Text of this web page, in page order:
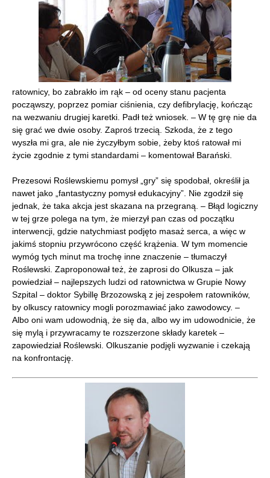
ratownicy, bo zabrakło im rąk – od oceny stanu pacjenta
począwszy, poprzez pomiar ciśnienia, czy defibrylację, kończąc
na wezwaniu drugiej karetki. Padł też wniosek. – W tę grę nie da
się grać we dwie osoby. Zaproś trzecią. Szkoda, że z tego
wyszła mi gra, ale nie życzyłbym sobie, żeby ktoś ratował mi
życie zgodnie z tymi standardami – komentował Barański.
Prezesowi Roślewskiemu pomysł „gry” się spodobał, określił ja
nawet jako „fantastyczny pomysł edukacyjny”. Nie zgodził się
jednak, że taka akcja jest skazana na przegraną. – Błąd logiczny
w tej grze polega na tym, że mierzył pan czas od początku
interwencji, gdzie natychmiast podjęto masaż serca, a więc w
jakimś stopniu przywrócono część krążenia. W tym momencie
wymóg tych minut ma trochę inne znaczenie – tłumaczył
Roślewski. Zaproponował też, że zaprosi do Olkusza – jak
powiedział – najlepszych ludzi od ratownictwa w Grupie Nowy
Szpital – doktor Sybillę Brzozowską z jej zespołem ratowników,
by olkuscy ratownicy mogli porozmawiać jako zawodowcy. –
Albo oni wam udowodnią, że się da, albo wy im udowodnicie, że
się mylą i przywracamy te rozszerzone składy karetek –
zapowiedział Roślewski. Olkuszanie podjęli wyzwanie i czekają
na konfrontację.